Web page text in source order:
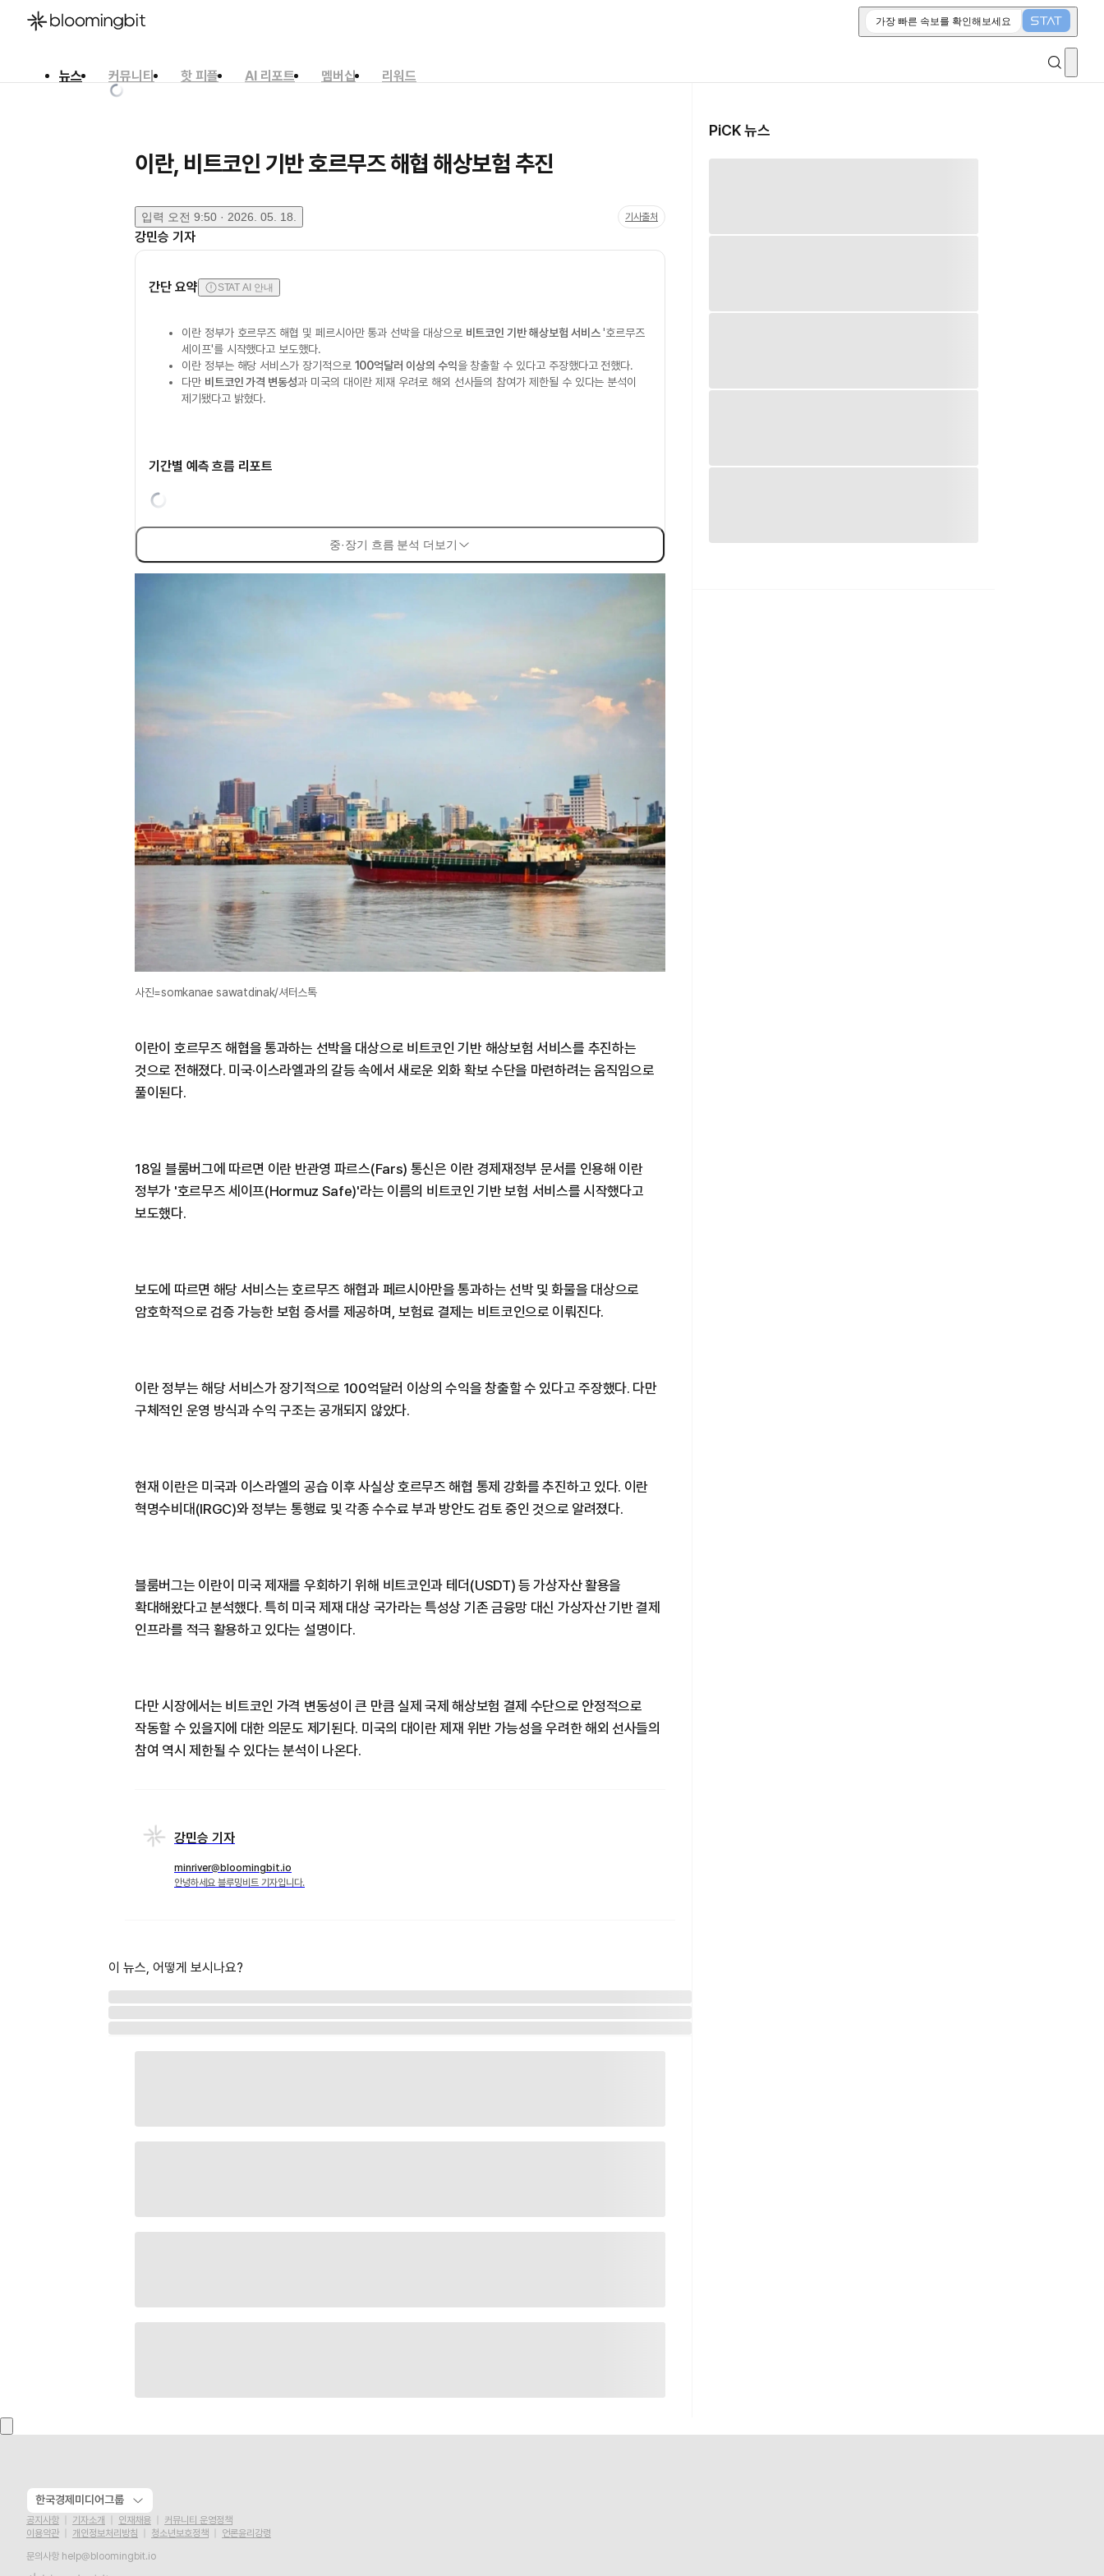
가장 빠른 속보를 확인해보세요
뉴스 커뮤니티 핫 피플 AI 리포트 멤버십
리워드
이란, 비트코인 기반 호르무즈 해협 해상보험 추진
입력 오전 9:50 · 2026. 05. 18. 기사출처
강민승 기자
간단 요약 STAT AI 안내
이란 정부가 호르무즈 해협 및 페르시아만 통과 선박을 대상으로 비트코인 기반 해상보험 서비스'호르무즈
세이프'를 시작했다고 보도했다.
이란 정부는 해당 서비스가 장기적으로 100억달러 이상의 수익을 창출할 수 있다고 주장했다고 전했다.
다만 비트코인 가격 변동성과 미국의 대이란 제재 우려로 해외 선사들의 참여가 제한될 수 있다는 분석이
제기됐다고 밝혔다.
기간별 예측 흐름 리포트
중·장기 흐름 분석 더보기
사진=somkanae sawatdinak/셔터스톡
이란이 호르무즈 해협을 통과하는 선박을 대상으로 비트코인 기반 해상보험 서비스를 추진하는
것으로 전해졌다. 미국·이스라엘과의 갈등 속에서 새로운 외화 확보 수단을 마련하려는 움직임으로
풀이된다.
18일 블룸버그에 따르면 이란 반관영 파르스(Fars) 통신은 이란 경제재정부 문서를 인용해 이란
정부가 '호르무즈 세이프(Hormuz Safe)'라는 이름의 비트코인 기반 보험 서비스를 시작했다고
보도했다.
보도에 따르면 해당 서비스는 호르무즈 해협과 페르시아만을 통과하는 선박 및 화물을 대상으로
암호학적으로 검증 가능한 보험 증서를 제공하며, 보험료 결제는 비트코인으로 이뤄진다.
이란 정부는 해당 서비스가 장기적으로 100억달러 이상의 수익을 창출할 수 있다고 주장했다. 다만
구체적인 운영 방식과 수익 구조는 공개되지 않았다.
현재 이란은 미국과 이스라엘의 공습 이후 사실상 호르무즈 해협 통제 강화를 추진하고 있다. 이란
혁명수비대(IRGC)와 정부는 통행료 및 각종 수수료 부과 방안도 검토 중인 것으로 알려졌다.
블룸버그는 이란이 미국 제재를 우회하기 위해 비트코인과 테더(USDT) 등 가상자산 활용을
확대해왔다고 분석했다. 특히 미국 제재 대상 국가라는 특성상 기존 금융망 대신 가상자산 기반 결제
인프라를 적극 활용하고 있다는 설명이다.
다만 시장에서는 비트코인 가격 변동성이 큰 만큼 실제 국제 해상보험 결제 수단으로 안정적으로
작동할 수 있을지에 대한 의문도 제기된다. 미국의 대이란 제재 위반 가능성을 우려한 해외 선사들의
참여 역시 제한될 수 있다는 분석이 나온다.
강민승 기자
minriver@bloomingbit.io
안녕하세요 블루밍비트 기자입니다.
이 뉴스, 어떻게 보시나요?
PiCK 뉴스
한국경제미디어그룹
공지사항 기자소개 인재채용
커뮤니티 운영정책
이용약관
개인정보처리방침 청소년보호정책
언론윤리강령
문의사항 help@bloomingbit.io